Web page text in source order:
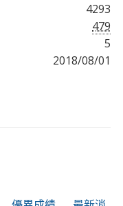
4293
479
5
2018/08/01